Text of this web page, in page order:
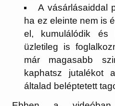
A vásárlásaiddal
ha ez eleinte nem is
el, kumulálódik és
üzletileg is
már magasabb
kaphatsz jutalékot
általad beléptetett